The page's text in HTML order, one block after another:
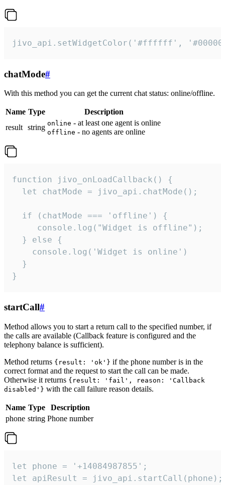
jivo_api.setWidgetColor('#ffffff',
chatMode#
With this method you can get the current chat status: online/offline.
Name Type
Description
result string online - at least one agent is online
offline - no agents are online
function jivo_onLoadCallback() {
  let chatMode = jivo_api.chatMode();
  if (chatMode === 'offline') {
     console.log("Widget is offline");
  } else {
    console.log('Widget is online')
  }
}
startCall#
Method allows you to start a return call to the specified number, if
the calls are available (Callback feature is configured and the
telephony balance is sufficient).
Method returns {result: 'ok'} if the phone number is in the
correct format and the request to start the call can be made.
Otherwise it returns {result: 'fail', reason: 'Callback
disabled'} with the call failure reason details.
Name Type
Description
phone string Phone number
let phone = '+14084987855';
let apiResult = jivo_api.startCall(phone);